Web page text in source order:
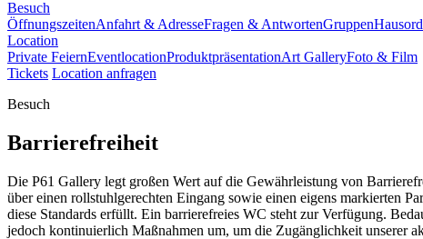
Besuch
ÖffnungszeitenAnfahrt & AdresseFragen & AntwortenGruppen
Location
Private FeiernEventlocationProduktpräsentationArt GalleryFoto & Film
Tickets Location anfragen
Besuch
Barrierefreiheit
Die P61 Gallery legt großen Wert auf die Gewährleistung von
über einen rollstuhlgerechten Eingang sowie einen eigens markierten
diese Standards erfüllt. Ein barrierefreies WC steht zur Verfügung.
jedoch kontinuierlich Maßnahmen um, um die Zugänglichkeit unserer